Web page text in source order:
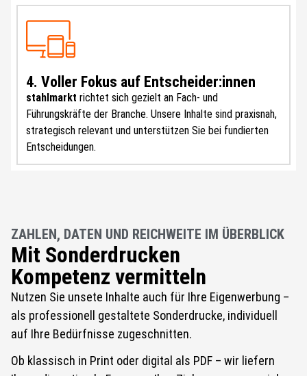
4. Voller Fokus auf Entscheider:innen
stahlmarkt richtet sich gezielt an Fach- und
Führungskräfte der Branche. Unsere Inhalte sind praxisnah,
strategisch relevant und unterstützen Sie bei fundierten
Entscheidungen.
ZAHLEN, DATEN UND REICHWEITE IM ÜBERBLICK
Mit Sonderdrucken
Kompetenz vermitteln
Nutzen Sie unsete Inhalte auch für Ihre Eigenwerbung –
als professionell gestaltete Sonderdrucke, individuell
auf Ihre Bedürfnisse zugeschnitten.
Ob klassisch in Print oder digital als PDF – wir liefern